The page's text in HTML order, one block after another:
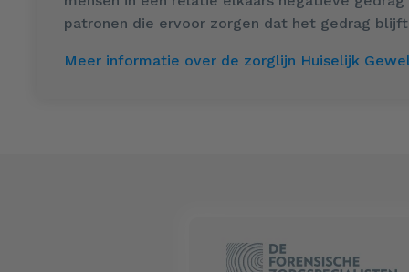
patronen die ervoor zorgen dat het gedrag
Meer informatie over de zorglijn Huiselijk